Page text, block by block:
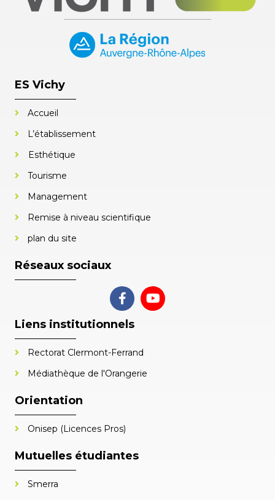
ES Vichy
Accueil
L’établissement
Esthétique
Tourisme
Management
Remise à niveau scientifique
plan du site
Réseaux sociaux
Liens institutionnels
Rectorat Clermont-Ferrand
Médiathèque de l'Orangerie
Orientation
Onisep (Licences Pros)
Mutuelles étudiantes
Smerra